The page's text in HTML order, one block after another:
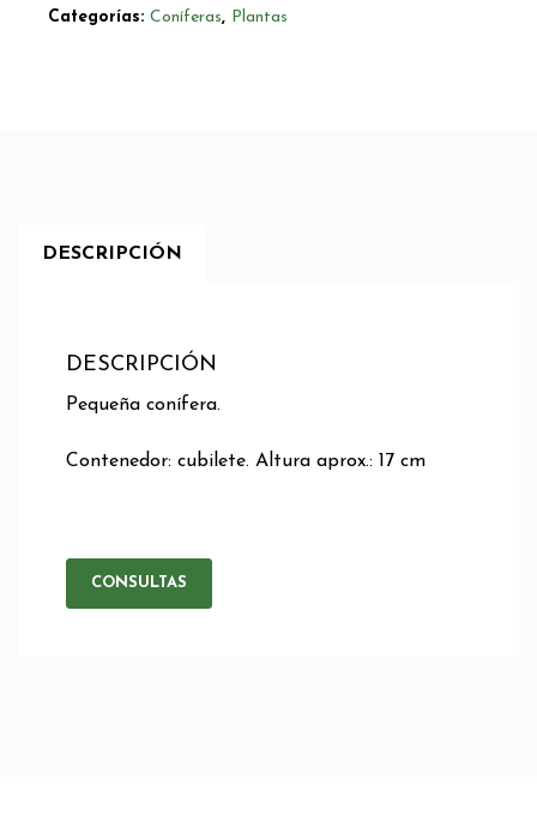
Categorías: Coníferas, Plantas
DESCRIPCIÓN
DESCRIPCIÓN
Pequeña conífera.
Contenedor: cubilete. Altura aprox.: 17 cm
CONSULTAS